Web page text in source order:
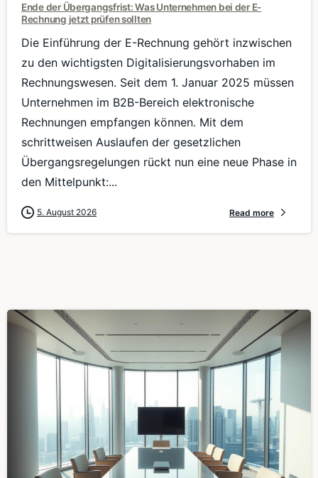
Ende der Übergangsfrist: Was Unternehmen bei der E-
Rechnung jetzt prüfen sollten
Die Einführung der E-Rechnung gehört inzwischen
zu den wichtigsten Digitalisierungsvorhaben im
Rechnungswesen. Seit dem 1. Januar 2025 müssen
Unternehmen im B2B-Bereich elektronische
Rechnungen empfangen können. Mit dem
schrittweisen Auslaufen der gesetzlichen
Übergangsregelungen rückt nun eine neue Phase in
den Mittelpunkt:...
5. August 2026 Read more